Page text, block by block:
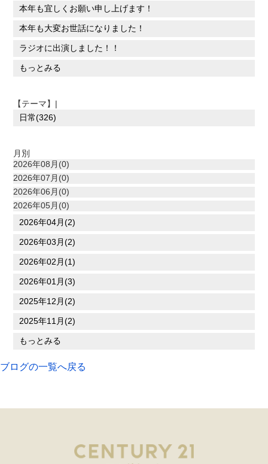
本年も宜しくお願い申し上げます！
本年も大変お世話になりました！
ラジオに出演しました！！
もっとみる
【テーマ】|
日常(326)
月別
2026年08月(0)
2026年07月(0)
2026年06月(0)
2026年05月(0)
2026年04月(2)
2026年03月(2)
2026年02月(1)
2026年01月(3)
2025年12月(2)
2025年11月(2)
もっとみる
ブログの一覧へ戻る